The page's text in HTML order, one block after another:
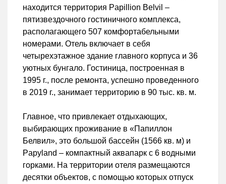
находится территория Papillion Belvil –
пятизвездочного гостиничного комплекса,
располагающего 507 комфортабельными
номерами. Отель включает в себя
четырехэтажное здание главного корпуса и 36
уютных бунгало. Гостиница, построенная в
1995 г., после ремонта, успешно проведенного
в 2019 г., занимает территорию в 90 тыс. кв. м.
Главное, что привлекает отдыхающих,
выбирающих проживание в «Папиллон
Белвил», это большой бассейн (1566 кв. м) и
Papyland – компактный аквапарк с 6 водными
горками. На территории отеля размещаются
десятки объектов, с помощью которых отпуск